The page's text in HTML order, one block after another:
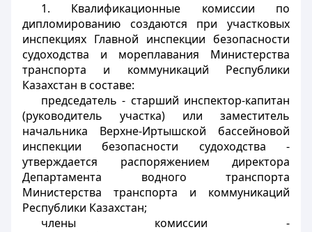
1. Квалификационные комиссии по
дипломированию создаются при участковых
инспекциях Главной инспекции безопасности
судоходства и мореплавания Министерства
транспорта и коммуникаций Республики
Казахстан в составе:
председатель - старший инспектор-капитан
(руководитель участка) или заместитель
начальника Верхне-Иртышской бассейновой
инспекции безопасности судоходства -
утверждается распоряжением директора
Департамента водного транспорта
Министерства транспорта и коммуникаций
Республики Казахстан;
члены комиссии -